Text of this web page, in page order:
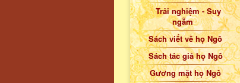
Trải nghiệm - Suy
ngẫm
Sách viết về họ Ngô
Sách tác giả họ Ngô
Gương mặt họ Ngô